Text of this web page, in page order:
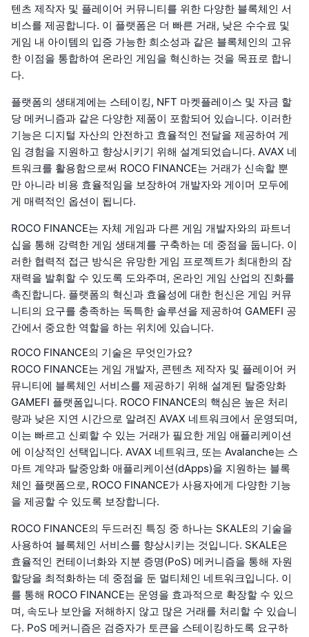
텐츠 제작자 및 플레이어 커뮤니티를 위한 다양한 블록체인 서
비스를 제공합니다. 이 플랫폼은 더 빠른 거래, 낮은 수수료 및
게임 내 아이템의 입증 가능한 희소성과 같은 블록체인의 고유
한 이점을 통합하여 온라인 게임을 혁신하는 것을 목표로 합니
다.
플랫폼의 생태계에는 스테이킹, NFT 마켓플레이스 및 자금 할
당 메커니즘과 같은 다양한 제품이 포함되어 있습니다. 이러한
기능은 디지털 자산의 안전하고 효율적인 전달을 제공하여 게
임 경험을 지원하고 향상시키기 위해 설계되었습니다. AVAX 네
트워크를 활용함으로써 ROCO FINANCE는 거래가 신속할 뿐
만 아니라 비용 효율적임을 보장하여 개발자와 게이머 모두에
게 매력적인 옵션이 됩니다.
ROCO FINANCE는 자체 게임과 다른 게임 개발자와의 파트너
십을 통해 강력한 게임 생태계를 구축하는 데 중점을 둡니다. 이
러한 협력적 접근 방식은 유망한 게임 프로젝트가 최대한의 잠
재력을 발휘할 수 있도록 도와주며, 온라인 게임 산업의 진화를
촉진합니다. 플랫폼의 혁신과 효율성에 대한 헌신은 게임 커뮤
니티의 요구를 충족하는 독특한 솔루션을 제공하여 GAMEFI 공
간에서 중요한 역할을 하는 위치에 있습니다.
ROCO FINANCE의 기술은 무엇인가요?
ROCO FINANCE는 게임 개발자, 콘텐츠 제작자 및 플레이어 커
뮤니티에 블록체인 서비스를 제공하기 위해 설계된 탈중앙화
GAMEFI 플랫폼입니다. ROCO FINANCE의 핵심은 높은 처리
량과 낮은 지연 시간으로 알려진 AVAX 네트워크에서 운영되며,
이는 빠르고 신뢰할 수 있는 거래가 필요한 게임 애플리케이션
에 이상적인 선택입니다. AVAX 네트워크, 또는 Avalanche는 스
마트 계약과 탈중앙화 애플리케이션(dApps)을 지원하는 블록
체인 플랫폼으로, ROCO FINANCE가 사용자에게 다양한 기능
을 제공할 수 있도록 보장합니다.
ROCO FINANCE의 두드러진 특징 중 하나는 SKALE의 기술을
사용하여 블록체인 서비스를 향상시키는 것입니다. SKALE은
효율적인 컨테이너화와 지분 증명(PoS) 메커니즘을 통해 자원
할당을 최적화하는 데 중점을 둔 멀티체인 네트워크입니다. 이
를 통해 ROCO FINANCE는 운영을 효과적으로 확장할 수 있으
며, 속도나 보안을 저해하지 않고 많은 거래를 처리할 수 있습니
다. PoS 메커니즘은 검증자가 토큰을 스테이킹하도록 요구하